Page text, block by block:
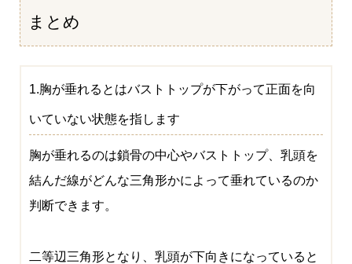
まとめ
1.胸が垂れるとはバストトップが下がって正面を向
いていない状態を指します
胸が垂れるのは鎖骨の中心やバストトップ、乳頭を
結んだ線がどんな三角形かによって垂れているのか
判断できます。
二等辺三角形となり、乳頭が下向きになっていると